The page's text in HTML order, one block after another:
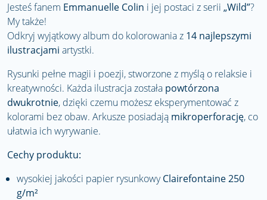
Jesteś fanem Emmanuelle Colin i jej postaci z serii „Wild”?
My także!
Odkryj wyjątkowy album do kolorowania z 14 najlepszymi
ilustracjami artystki.
Rysunki pełne magii i poezji, stworzone z myślą o relaksie i
kreatywności. Każda ilustracja została powtórzona
dwukrotnie, dzięki czemu możesz eksperymentować z
kolorami bez obaw. Arkusze posiadają mikroperforację, co
ułatwia ich wyrywanie.
Cechy produktu:
wysokiej jakości papier rysunkowyClairefontaine 250
g/m²